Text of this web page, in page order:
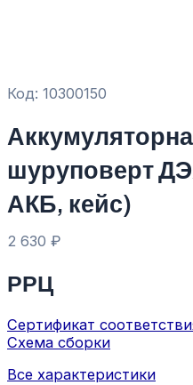
Код: 10300150
шуруповерт
АКБ, кейс)
2 630 ₽
РРЦ
Сертификат
Схема сборки
Все характеристики